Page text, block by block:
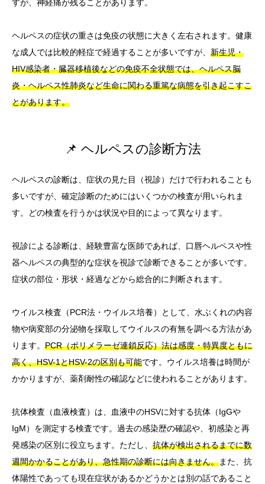
すが、神経痛が残ることがあります。
ヘルペスの症状の重さは免疫の状態に大きく左右されます。健康
な成人では比較的軽症で経過することが多いですが、 新生児・
HIV感染者・臓器移植後などの免疫不全状態では、ヘルペス脳
炎・ヘルペス性肺炎など生命に関わる重篤な病態を引き起こすこ
とがあります。
📌 ヘルペスの診断方法
ヘルペスの診断は、症状の見た目（視診）だけで行われることも
多いですが、確定診断のためにはいくつかの検査が用いられま
す。どの検査を行うかは状況や目的によって異なります。
視診による診断は、経験豊富な医師であれば、口唇ヘルペスや性
器ヘルペスの典型的な症状を視診で診断できることが多いです。
症状の部位・形状・経過などから総合的に判断されます。
ウイルス検査（PCR法・ウイルス培養）として、水ぶくれの内容
物や病変部の分泌物を採取してウイルスの有無を調べる方法があ
ります。 PCR（ポリメラーゼ連鎖反応）法は感度・特異度ともに
高く、HSV-1とHSV-2の区別も可能です。ウイルス培養は時間が
かかりますが、薬剤耐性の確認などに使われることがあります。
抗体検査（血液検査）は、血液中のHSVに対する抗体（IgGや
IgM）を測定する検査です。過去の感染歴の確認や、初感染と再
発感染の区別に役立ちます。ただし、 抗体が検出されるまでに数
週間かかることがあり、急性期の診断には向きません。また、抗
体陽性であっても現在症状があるかどうかとは別の話であること